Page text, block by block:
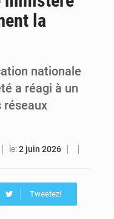
la
nationale
a réagi à un
réseaux
le:2 juin 2026
Tweetez!